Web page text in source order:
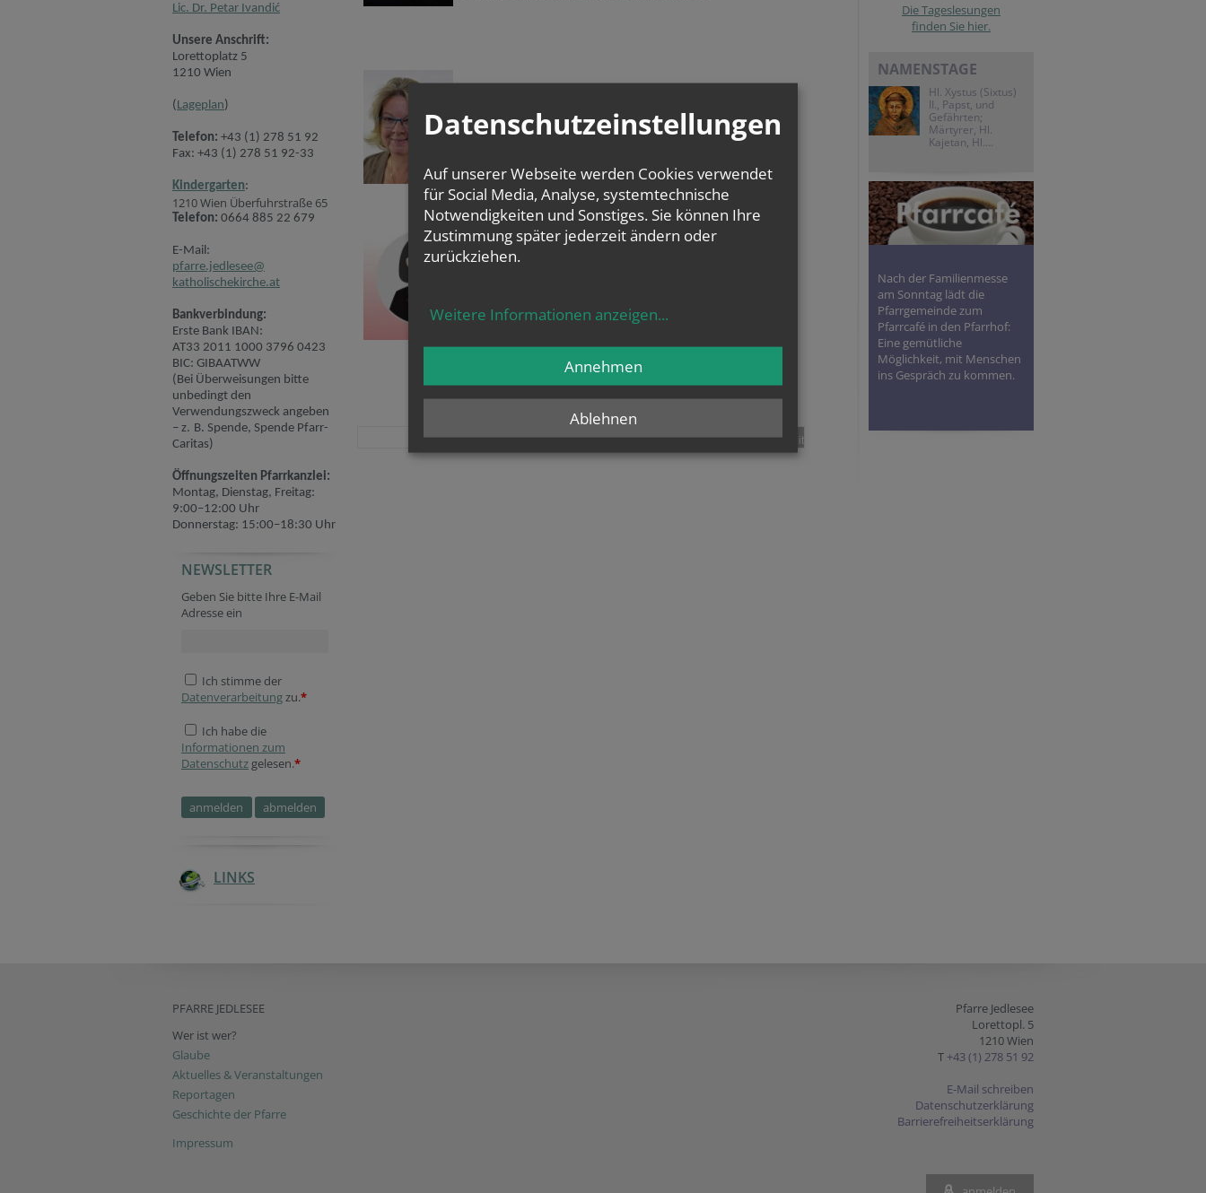
Lic. Dr. Petar Ivandić
Unsere Anschrift:
Lorettoplatz 5
1210 Wien
(Lageplan)
Telefon: +43 (1) 278 51 92
Fax: +43 (1) 278 51 92-33
Kindergarten:
1210 Wien Überfuhrstraße 65
Telefon: 0664 885 22 679
E-Mail:
pfarre.jedlesee@
katholischekirche.at
Bankverbindung:
Erste Bank IBAN:
AT33 2011 1000 3796 0423
BIC: GIBAATWW
(Bei Überweisungen bitte
unbedingt den
Verwendungszweck angeben
– z. B. Spende, Spende Pfarr-
Caritas)
Öffnungszeiten Pfarrkanzlei:
Montag, Dienstag, Freitag:
9:00–12:00 Uhr
Donnerstag: 15:00–18:30 Uhr
Homepage
Website
Verification code
Company website
Secondary phone
Verification code
NEWSLETTER
Geben Sie bitte Ihre E-Mail
Adresse ein
Ich stimme der
Datenverarbeitungzu.*
Ich habe die
Informationen zum
Datenschutz gelesen.*
LINKS
Renate Wenusch
Telefon: 278 51 92
MesnerIn
teilen tweet pin it
Die Tageslesungen
finden Sie hier.
NAMENSTAGE
Hl. Xystus (Sixtus)
II., Papst, und
Gefährten;
Märtyrer, Hl.
Kajetan, Hl....
Nach der Familienmesse
am Sonntag lädt die
Pfarrgemeinde zum
Pfarrcafé in den Pfarrhof:
Eine gemütliche
Möglichkeit, mit Menschen
ins Gespräch zu kommen.
PFARRE JEDLESEE
Wer ist wer?
Glaube
Aktuelles & Veranstaltungen
Reportagen
Geschichte der Pfarre
Impressum
Pfarre Jedlesee
Lorettopl. 5
1210 Wien
T +43 (1) 278 51 92
E-Mail schreiben
Datenschutzerklärung
Barrierefreiheitserklärung
Datenschutzeinstellungen
Auf unserer Webseite werden Cookies verwendet
für Social Media, Analyse, systemtechnische
Notwendigkeiten und Sonstiges. Sie können Ihre
Zustimmung später jederzeit ändern oder
zurückziehen.
Weitere Informationen anzeigen...
Ablehnen
Annehmen